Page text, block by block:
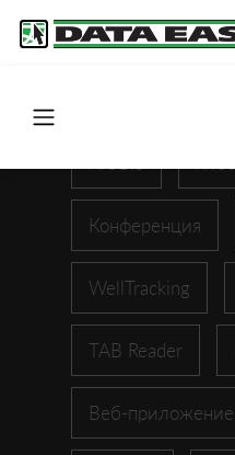
Конференция
WellTracking
TAB Reader
Веб-приложение